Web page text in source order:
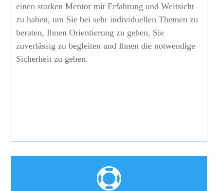
einen starken Mentor mit Erfahrung und Weitsicht
zu haben, um Sie bei sehr individuellen Themen zu
beraten, Ihnen Orientierung zu geben, Sie
zuverlässig zu begleiten und Ihnen die notwendige
Sicherheit zu geben.
